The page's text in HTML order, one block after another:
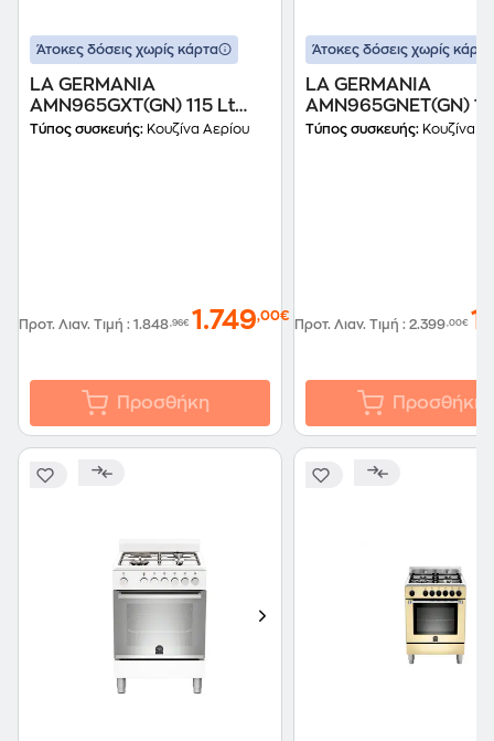
Άτοκες δόσεις χωρίς κάρτα
LA GERMANIA
AMN965GXT(GN) 115 Lt
Inox Κουζίνα Φυσικού
Τύπος συσκευής: Κουζίνα Αερίου
Προτ. Λιαν. Τιμή : 1.848,96€ 1.749,00€
Προσθήκη
Άτοκες δόσεις χωρίς κάρτα
LA GERMANIA
AMN965GNET(GN)
Μαύρο Κουζίνα
Τύπος συσκευής: Κουζίνα
Προτ. Λιαν. Τιμή : 2.399,00€
Προσθήκη